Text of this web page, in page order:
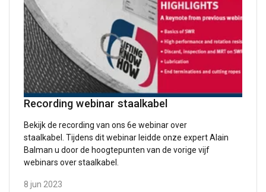
Recording webinar staalkabel
Bekijk de recording van ons 6e webinar over
staalkabel. Tijdens dit webinar leidde onze expert Alain
Balman u door de hoogtepunten van de vorige vijf
webinars over staalkabel.
8 jun 2023
ENGLISH TRANSLATION
Deze website maakt gebruik van
cookies.
We gebruiken cookies om inhoud en
verkeer te analyseren. We delen ook informatie